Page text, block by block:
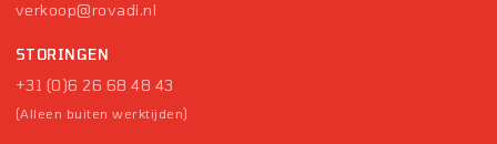
verkoop@rovadi.nl
STORINGEN
+31 (0)6 26 68 48 43
(Alleen buiten werktijden)